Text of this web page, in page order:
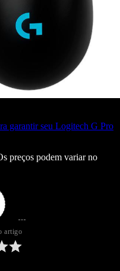
garantir seu Logitech G Pro
preços podem variar no
artigo